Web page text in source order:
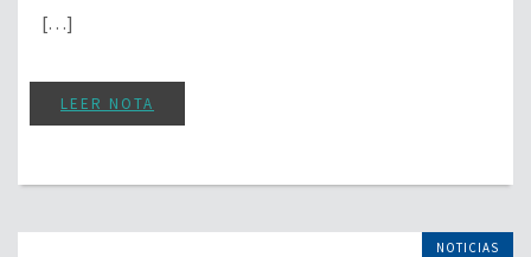
[…]
LEER NOTA
NOTICIAS